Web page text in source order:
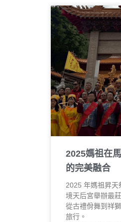
2025媽祖在
的完美融合
2025 年媽祖昇
境天后宮舉辦最
從古禮佾舞到祥
旅行。